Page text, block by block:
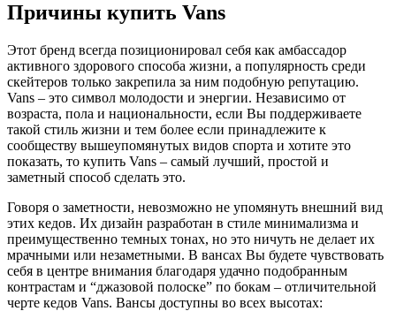
Причины купить Vans
Этот бренд всегда позиционировал себя как амбассадор
активного здорового способа жизни, а популярность среди
скейтеров только закрепила за ним подобную репутацию.
Vans – это символ молодости и энергии. Независимо от
возраста, пола и национальности, если Вы поддерживаете
такой стиль жизни и тем более если принадлежите к
сообществу вышеупомянутых видов спорта и хотите это
показать, то купить Vans – самый лучший, простой и
заметный способ сделать это.
Говоря о заметности, невозможно не упомянуть внешний вид
этих кедов. Их дизайн разработан в стиле минимализма и
преимущественно темных тонах, но это ничуть не делает их
мрачными или незаметными. В вансах Вы будете чувствовать
себя в центре внимания благодаря удачно подобранным
контрастам и “джазовой полоске” по бокам – отличительной
черте кедов Vans. Вансы доступны во всех высотах: